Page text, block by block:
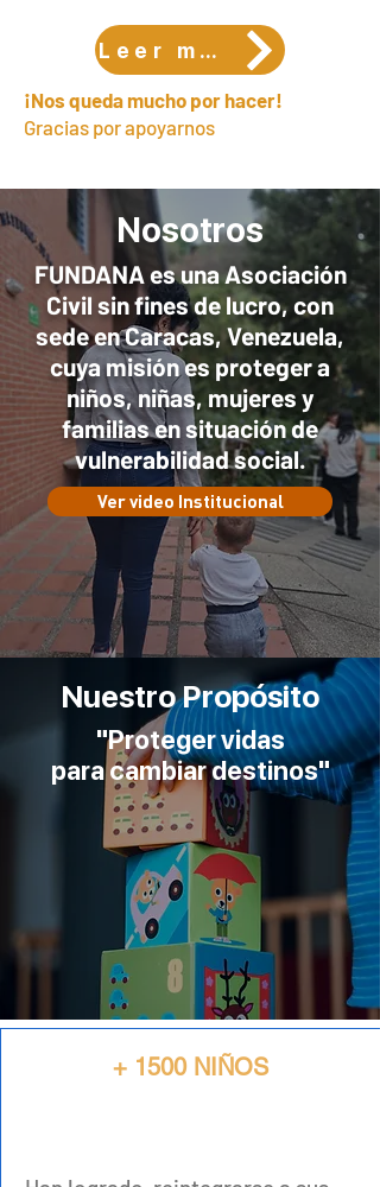
Leer más..
¡Nos queda mucho por hacer!
Gracias por apoyarnos
Nosotros
FUNDANA es una Asociación
Civil sin fines de lucro, con
sede en Caracas, Venezuela,
cuya misión es proteger a
niños, niñas, mujeres y
familias en situación de
vulnerabilidad social.
Ver video Institucional
Nuestro Propósito
"Proteger vidas
para cambiar destinos"
+ 1500 NIÑOS